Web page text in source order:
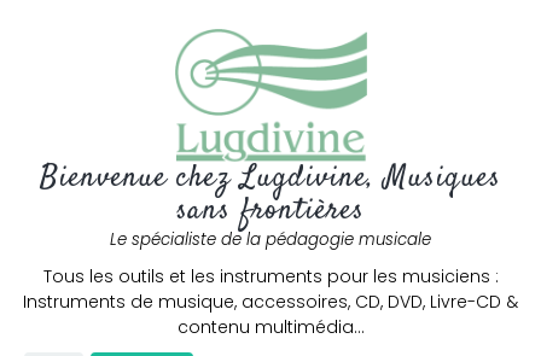
Bienvenue chez Lugdivine, Musiques
sans frontières
Le spécialiste de la pédagogie musicale
Tous les outils et les instruments pour les musiciens :
Instruments de musique, accessoires, CD, DVD, Livre-CD &
contenu multimédia…